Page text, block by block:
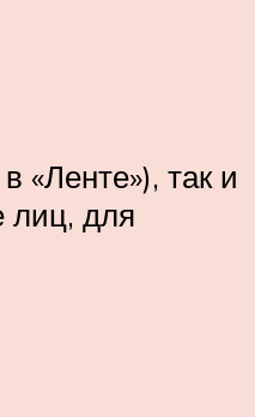
«Ленте»), так и
лиц, для